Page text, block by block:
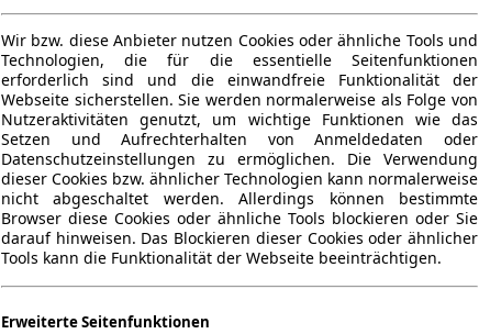
Wir bzw. diese Anbieter nutzen Cookies oder ähnliche Tools und
Technologien, die für die essentielle Seitenfunktionen
erforderlich sind und die einwandfreie Funktionalität der
Webseite sicherstellen. Sie werden normalerweise als Folge von
Nutzeraktivitäten genutzt, um wichtige Funktionen wie das
Setzen und Aufrechterhalten von Anmeldedaten oder
Datenschutzeinstellungen zu ermöglichen. Die Verwendung
dieser Cookies bzw. ähnlicher Technologien kann normalerweise
nicht abgeschaltet werden. Allerdings können bestimmte
Browser diese Cookies oder ähnliche Tools blockieren oder Sie
darauf hinweisen. Das Blockieren dieser Cookies oder ähnlicher
Tools kann die Funktionalität der Webseite beeinträchtigen.
Erweiterte Seitenfunktionen